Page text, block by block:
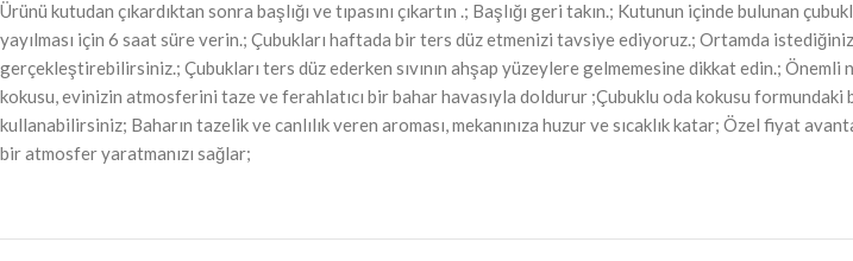
Ürünü kutudan çıkardıktan sonra başlığı ve tıpasını çıkartın .; Başlığı geri takın.; Kutunun içinde bulunan
yayılması için 6 saat süre verin.; Çubukları haftada bir ters düz etmenizi tavsiye ediyoruz.; Ortamda
gerçekleştirebilirsiniz.; Çubukları ters düz ederken sıvının ahşap yüzeylere gelmemesine dikkat edin.; Önemli
kokusu, evinizin atmosferini taze ve ferahlatıcı bir bahar havasıyla doldurur ;Çubuklu oda kokusu
kullanabilirsiniz; Baharın tazelik ve canlılık veren aroması, mekanınıza huzur ve sıcaklık katar; Özel fiyat
bir atmosfer yaratmanızı sağlar;